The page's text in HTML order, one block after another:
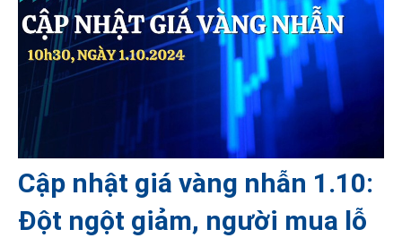
Cập nhật giá vàng nhẫn 1.10:
Đột ngột giảm, người mua lỗ